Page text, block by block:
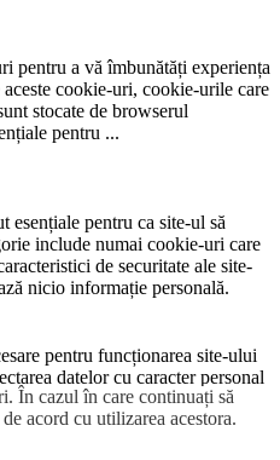
În cazul în care continuați să
acord cu utilizarea acestora.
pentru a vă îmbunătăți experiența
cookie-uri, cookie-urile care
stocate de browserul
pentru ...
esențiale pentru ca site-ul să
include numai cookie-uri care
de securitate ale site-
nicio informație personală.
pentru funcționarea site-ului
datelor cu caracter personal
anunțurilor și al altor
cookie-uri inutile.